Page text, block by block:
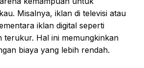
Misalnya, iklan di televisi atau
iklan digital seperti
terukur. Hal ini memungkinkan
biaya yang lebih rendah.